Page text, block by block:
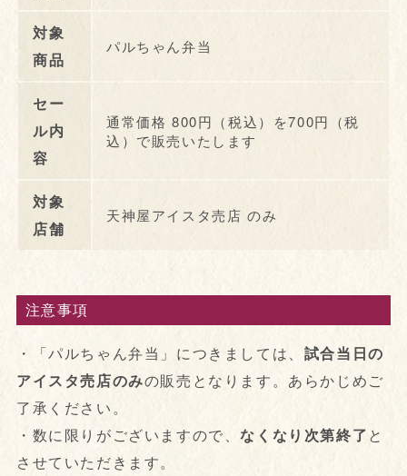
対象
商品
パルちゃん弁当
セー
ル内
容
通常価格 800円（税込）を700円（税
込）で販売いたします
対象
店舗
天神屋アイスタ売店 のみ
注意事項
・「パルちゃん弁当」につきましては、 試合当日の
アイスタ売店のみの販売となります。あらかじめご
了承ください。
・数に限りがございますので、なくなり次第終了と
させていただきます。